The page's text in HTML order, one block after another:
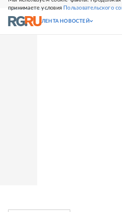
принимаете условия Пользовательского
СВЕЖИЙ НОМЕР
ЛЕНТА НОВОСТЕЙ